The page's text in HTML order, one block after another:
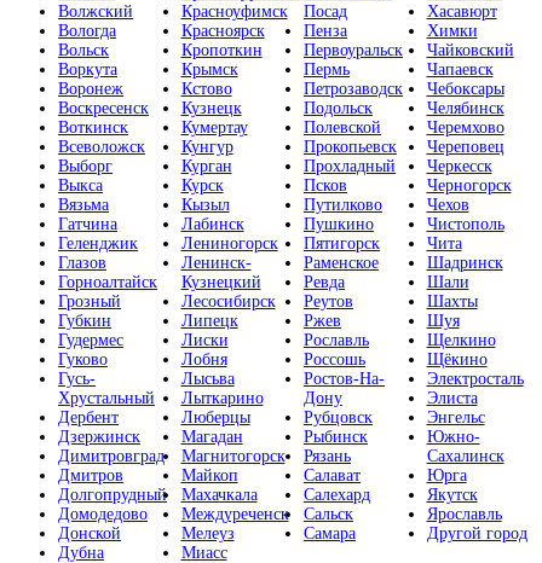
Волжский
Вологда
Вольск
Воркута
Воронеж
Воскресенск
Воткинск
Всеволожск
Выборг
Выкса
Вязьма
Гатчина
Геленджик
Глазов
Горноалтайск
Грозный
Губкин
Гудермес
Гуково
Гусь-
Хрустальный
Дербент
Дзержинск
Димитровград
Дмитров
Долгопрудный
Домодедово
Донской
Дубна
Красноуфимск
Красноярск
Кропоткин
Крымск
Кстово
Кузнецк
Кумертау
Кунгур
Курган
Курск
Кызыл
Лабинск
Лениногорск
Ленинск-
Кузнецкий
Лесосибирск
Липецк
Лиски
Лобня
Лысьва
Лыткарино
Люберцы
Магадан
Магнитогорск
Майкоп
Махачкала
Междуреченск
Мелеуз
Миасс
Посад
Пенза
Первоуральск
Пермь
Петрозаводск
Подольск
Полевской
Прокопьевск
Прохладный
Псков
Путилково
Пушкино
Пятигорск
Раменское
Ревда
Реутов
Ржев
Рославль
Россошь
Ростов-На-
Дону
Рубцовск
Рыбинск
Рязань
Салават
Салехард
Сальск
Самара
Хасавюрт
Химки
Чайковский
Чапаевск
Чебоксары
Челябинск
Черемхово
Череповец
Черкесск
Черногорск
Чехов
Чистополь
Чита
Шадринск
Шали
Шахты
Шуя
Щелкино
Щёкино
Электросталь
Элиста
Энгельс
Южно-
Сахалинск
Юрга
Якутск
Ярославль
Другой город